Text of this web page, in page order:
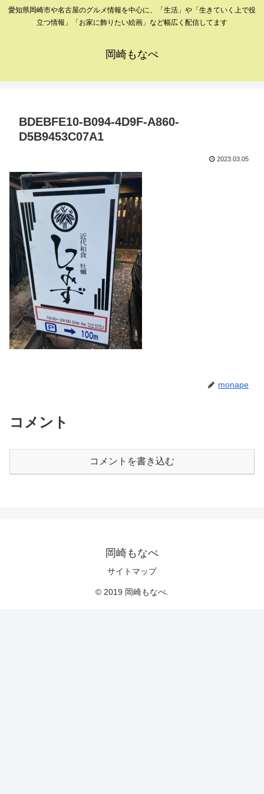
愛知県岡崎市や名古屋のグルメ情報を中心に、「生活」や「生きていく上で役
立つ情報」「お家に飾りたい絵画」など幅広く配信してます
岡崎もなぺ
BDEBFE10-B094-4D9F-A860-
D5B9453C07A1
2023.03.05
monape
コメント
コメントを書き込む
岡崎もなぺ
サイトマップ
© 2019 岡崎もなぺ.